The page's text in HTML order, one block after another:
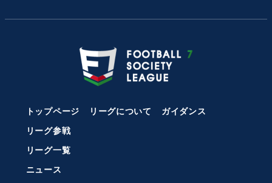
トップページ リーグについて
ガイダンス
リーグ参戦
リーグ一覧
ニュース